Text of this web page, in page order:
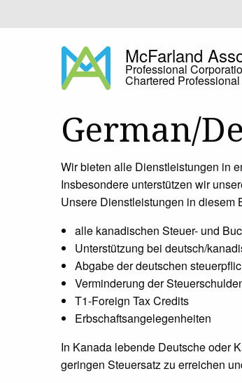
to
McFarland
Professional
Chartered
German/
Wir bieten alle Dienstleistungen in
Insbesondere unterstützen wir
Unsere Dienstleistungen in diesem
alle kanadischen Steuer- und
Unterstützung bei deutsch/
Abgabe der deutschen
Verminderung der
T1-Foreign Tax Credits
Erbschaftsangelegenheiten
In Kanada lebende Deutsche oder
geringen Steuersatz zu erreichen